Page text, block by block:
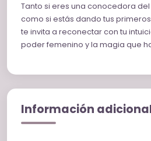
Tanto si eres una conocedora
como si estás dando tus
te invita a reconectar con tu
poder femenino y la magia que
Información